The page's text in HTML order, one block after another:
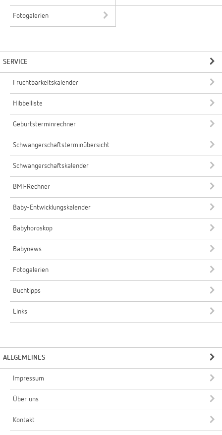
Fotogalerien
SERVICE
Fruchtbarkeitskalender
Hibbelliste
Geburtsterminrechner
Schwangerschaftsterminübersicht
Schwangerschaftskalender
BMI-Rechner
Baby-Entwicklungskalender
Babyhoroskop
Babynews
Fotogalerien
Buchtipps
Links
ALLGEMEINES
Impressum
Über uns
Kontakt